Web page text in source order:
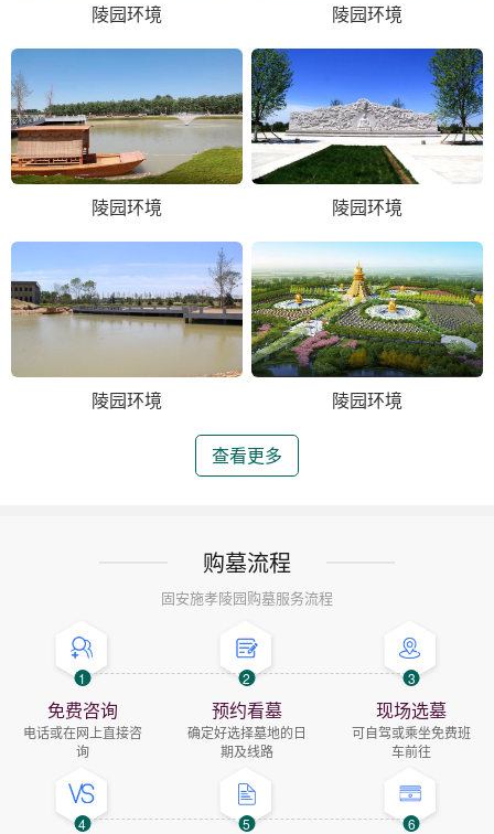
陵园环境 陵园环境
陵园环境 陵园环境
陵园环境 陵园环境
查看更多
购墓流程
固安施孝陵园购墓服务流程
1
免费咨询
电话或在网上直接咨
询
2
预约看墓
确定好选择墓地的日
期及线路
3
现场选墓
可自驾或乘坐免费班
车前往
4 5 6